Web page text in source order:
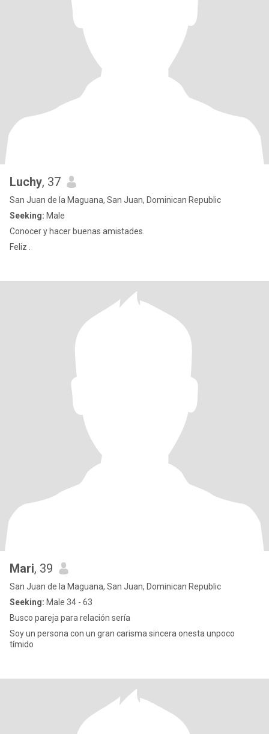
Luchy, 37
San Juan de la Maguana, San Juan, Dominican Republic
Seeking: Male
Conocer y hacer buenas amistades.
Feliz .
Mari, 39
San Juan de la Maguana, San Juan, Dominican Republic
Seeking: Male 34 - 63
Busco pareja para relación sería
Soy un persona con un gran carisma sincera onesta unpoco
tímido